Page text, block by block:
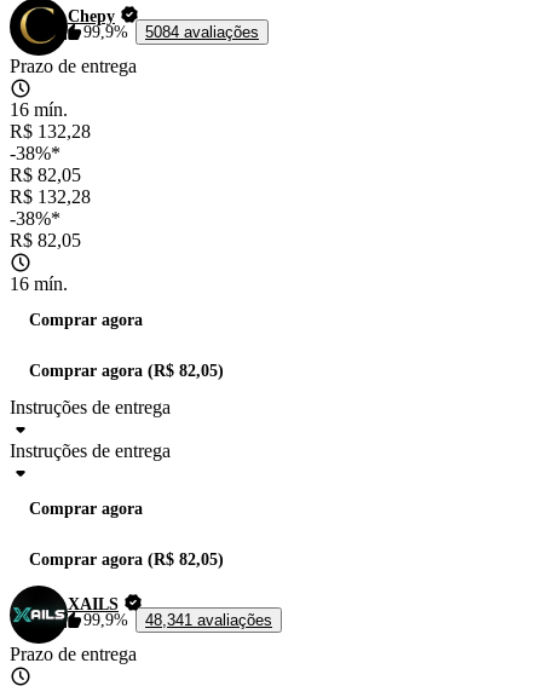
Chepy
99,9%
5084 avaliações
Prazo de entrega
16 mín.
R$ 132,28
-38%*
R$ 82,05
R$ 132,28
-38%*
R$ 82,05
16 mín.
Comprar agora
Comprar agora (R$ 82,05)
Instruções de entrega
Instruções de entrega
Comprar agora
Comprar agora (R$ 82,05)
XAILS
99,9%
48,341 avaliações
Prazo de entrega